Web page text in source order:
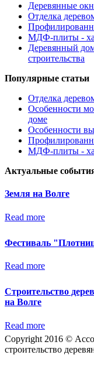
Деревянные
Отделка
МДФ-плиты -
Деревянный
строительства
Популярные статьи
Отделка
Особенности
доме
Особенности
МДФ-плиты -
Актуальные
Земля на Волге
Read more
Фестиваль
Read more
Строительство
на Волге
Read more
Copyright 2016 ©
строительство